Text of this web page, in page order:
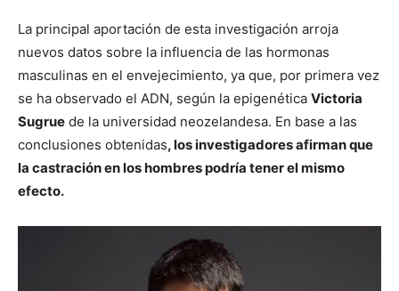
La principal aportación de esta investigación arroja
nuevos datos sobre la influencia de las hormonas
masculinas en el envejecimiento, ya que, por primera vez
se ha observado el ADN, según la epigenética Victoria
Sugrue de la universidad neozelandesa. En base a las
conclusiones obtenidas, los investigadores afirman que
la castración en los hombres podría tener el mismo
efecto.